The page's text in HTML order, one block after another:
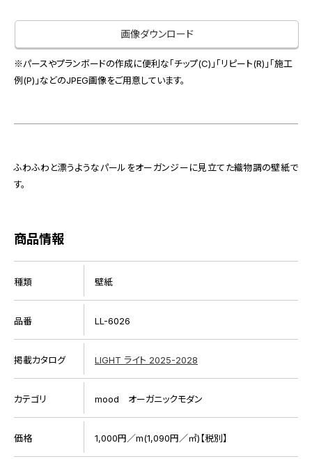
サンプル・カタログ請求／お問い合わせ（ビジネスのお客様）
スペースソリューション事業
オフィスソリューション事業
会社情報
画像ダウンロード
※パースやプランボードの作成に便利な「チップ(C)」「リピート(R)」「施工
例(P)」などのJPEG画像をご用意しています。
ふわふわと漂うようなパールをオーガンジーに見立てた織物調の壁紙で
す。
商品情報
種類 壁紙
品番 LL-6026
掲載カタログ LIGHT ライト 2025-2028
カテゴリ mood オーガニックモダン
価格 1,000円／m(1,090円／㎡)【税別】